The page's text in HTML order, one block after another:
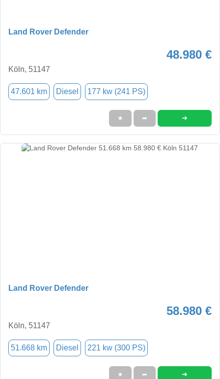
Land Rover Defender
48.980 €
Köln, 51147
47.601 km Diesel 177 kw (241 PS)
★ ➦ ➜
Land Rover Defender
58.980 €
Köln, 51147
51.668 km Diesel 221 kw (300 PS)
★ ➦ ➜